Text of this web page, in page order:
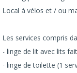
Local à vélos et / ou
Les services compris
- linge de lit avec lits
- linge de toilette (1